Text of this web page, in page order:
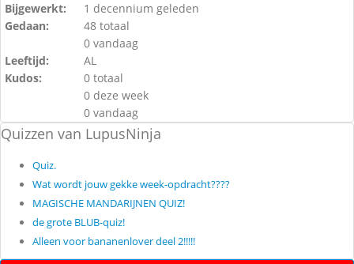
Bijgewerkt:
1 decennium geleden
Gedaan:
48 totaal
0 vandaag
Leeftijd:
AL
Kudos:
0 totaal
0 deze week
0 vandaag
Quizzen van LupusNinja
Quiz.
Wat wordt jouw gekke week-opdracht????
MAGISCHE MANDARIJNEN QUIZ!
de grote BLUB-quiz!
Alleen voor bananenlover deel 2!!!!!